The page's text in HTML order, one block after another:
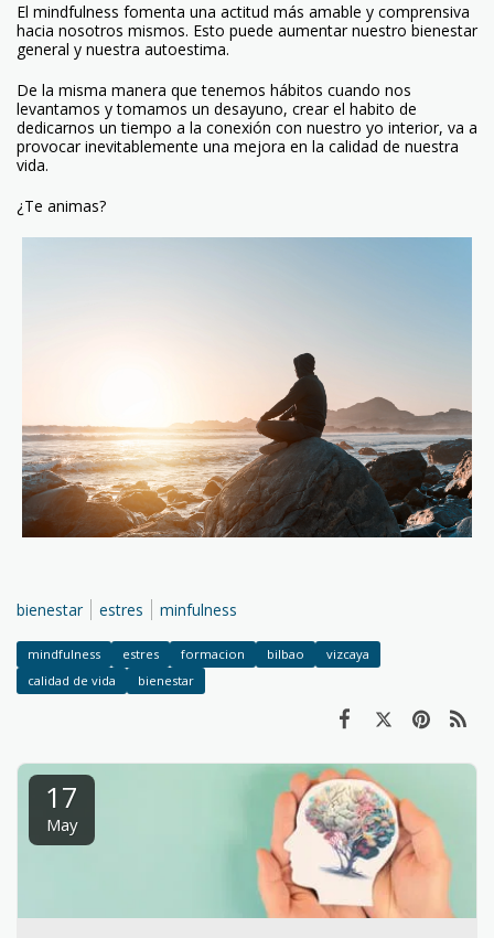
El mindfulness fomenta una actitud más amable y comprensiva
hacia nosotros mismos. Esto puede aumentar nuestro bienestar
general y nuestra autoestima.
De la misma manera que tenemos hábitos cuando nos
levantamos y tomamos un desayuno, crear el habito de
dedicarnos un tiempo a la conexión con nuestro yo interior, va a
provocar inevitablemente una mejora en la calidad de nuestra
vida.
¿Te animas?
bienestar estres minfulness
mindfulness estres formacion bilbao
vizcaya
calidad de vida
bienestar
17
May